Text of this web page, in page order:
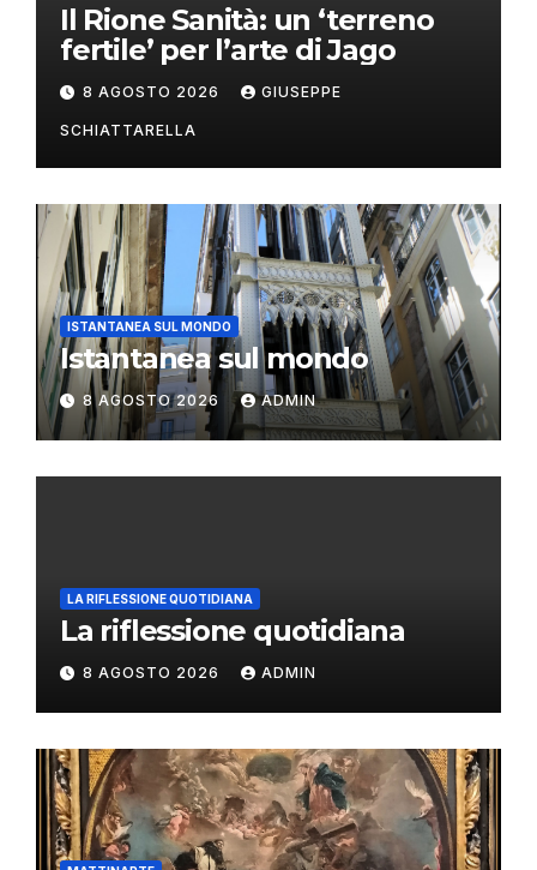
Il Rione Sanità: un ‘terreno
fertile’ per l’arte di Jago
8 AGOSTO 2026 GIUSEPPE
SCHIATTARELLA
ISTANTANEA SUL MONDO
Istantanea sul mondo
8 AGOSTO 2026 ADMIN
LA RIFLESSIONE QUOTIDIANA
La riflessione quotidiana
8 AGOSTO 2026 ADMIN